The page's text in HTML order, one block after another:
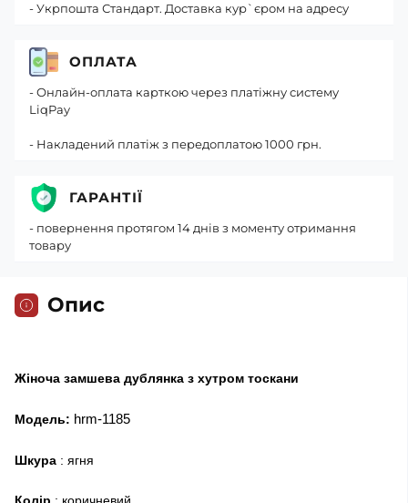
Опис
Жіноча замшева дублянка з хутром тоскани
Модель: hrm-1185
Шкура : ягня
- Укрпошта Стандарт. Доставка кур`єром на адресу
ОПЛАТА
- Онлайн-оплата карткою через платіжну систему
LiqPay
- Накладений платіж з передоплатою 1000 грн.
ГАРАНТІЇ
- повернення протягом 14 днів з моменту отримання
товару